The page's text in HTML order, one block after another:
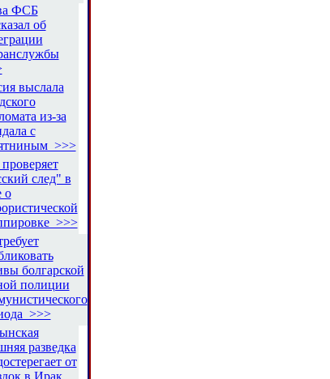
ФСБ
об
выслала
из-за
с
>>>
след" в
о
>>>
болгарской
полиции
>>>
разведка
от
в Ирак